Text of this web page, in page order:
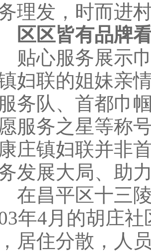
理发，时而进
区区皆有品
心服务展示巾
妇联的姐妹亲
务队、首都巾
服务之星等称
庄镇妇联并非
发展大局、助
昌平区十三陵
年4月的胡庄
居住分散，人